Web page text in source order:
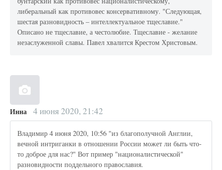
либеральный как противовес консервативному. "Следующая,
шестая разновидность – интеллектуальное тщеславие."
Описано не тщеславие, а честолюбие. Тщеславие - желание
незаслуженной славы. Павел хвалится Крестом Христовым.
Инна 4 июня 2020, 21:42
Владимир 4 июня 2020, 10:56 "из благополучной Англии,
вечной интриганки в отношении России может ли быть что-
то доброе для нас?" Вот пример "националистической"
разновидности поддельного православия.